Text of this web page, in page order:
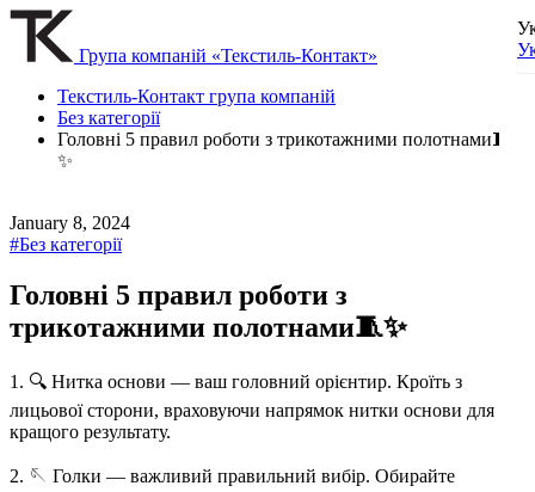
Група компаній «Текстиль-Контакт»
Текстиль-Контакт група компаній
Без категорії
Головні 5 правил роботи з трикотажними полотнами🧵
✨
January 8, 2024
#Без категорії
Головні 5 правил роботи з
трикотажними полотнами🧵✨
1. 🔍 Нитка основи — ваш головний орієнтир. Кроїть з
лицьової сторони, враховуючи напрямок нитки основи для
кращого результату.
2. 🪡 Голки — важливий правильний вибір. Обирайте